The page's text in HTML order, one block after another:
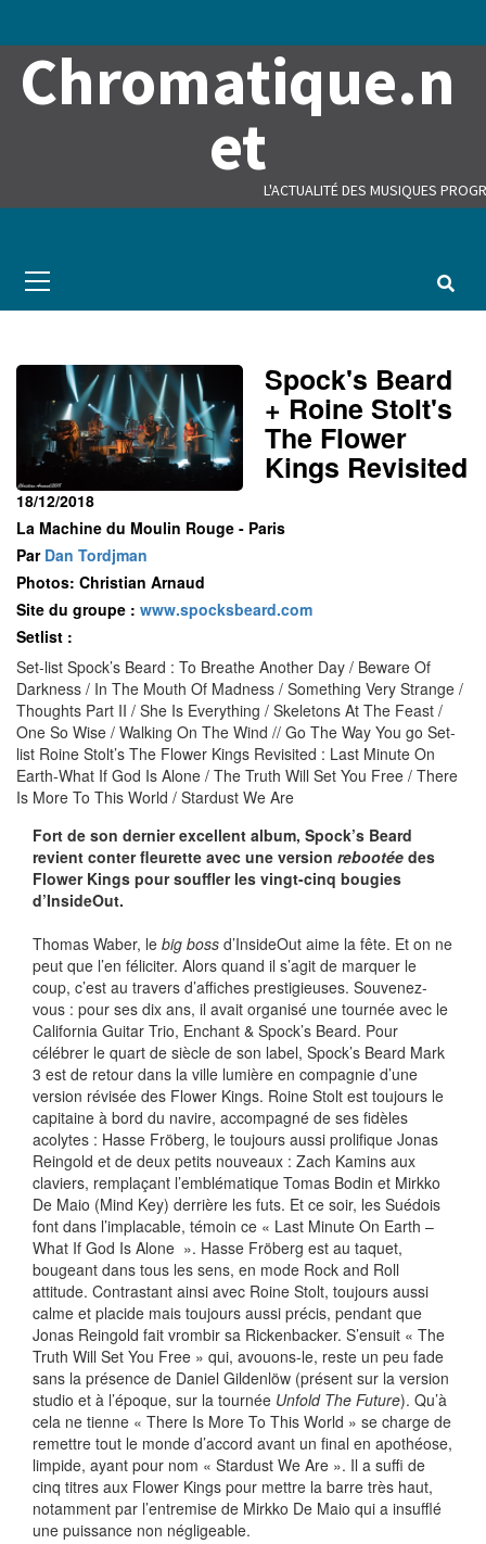
Chromatique.n
et
L'ACTUALITÉ DES MUSIQUES
Menu
Spock's Beard
+ Roine Stolt's
The Flower
Kings Revisited
18/12/2018
La Machine du Moulin Rouge - Paris
Par Dan Tordjman
Photos: Christian Arnaud
Site du groupe : www.spocksbeard.com
Setlist :
Set-list Spock’s Beard : To Breathe Another Day / Beware Of
Darkness / In The Mouth Of Madness / Something Very Strange /
Thoughts Part II / She Is Everything / Skeletons At The Feast /
One So Wise / Walking On The Wind // Go The Way You go Set-
list Roine Stolt’s The Flower Kings Revisited : Last Minute On
Earth-What If God Is Alone / The Truth Will Set You Free / There
Is More To This World / Stardust We Are
Fort de son dernier excellent album, Spock’s Beard
revient conter fleurette avec une version rebootée des
Flower Kings pour souffler les vingt-cinq bougies
d’InsideOut.
Thomas Waber, le big boss d’InsideOut aime la fête. Et on ne
peut que l’en féliciter. Alors quand il s’agit de marquer le
coup, c’est au travers d’affiches prestigieuses. Souvenez-
vous : pour ses dix ans, il avait organisé une tournée avec le
California Guitar Trio, Enchant & Spock’s Beard. Pour
célébrer le quart de siècle de son label, Spock’s Beard Mark
3 est de retour dans la ville lumière en compagnie d’une
version révisée des Flower Kings. Roine Stolt est toujours le
capitaine à bord du navire, accompagné de ses fidèles
acolytes : Hasse Fröberg, le toujours aussi prolifique Jonas
Reingold et de deux petits nouveaux : Zach Kamins aux
claviers, remplaçant l’emblématique Tomas Bodin et Mirkko
De Maio (Mind Key) derrière les futs. Et ce soir, les Suédois
font dans l’implacable, témoin ce « Last Minute On Earth –
What If God Is Alone ». Hasse Fröberg est au taquet,
bougeant dans tous les sens, en mode Rock and Roll
attitude. Contrastant ainsi avec Roine Stolt, toujours aussi
calme et placide mais toujours aussi précis, pendant que
Jonas Reingold fait vrombir sa Rickenbacker. S’ensuit « The
Truth Will Set You Free » qui, avouons-le, reste un peu fade
sans la présence de Daniel Gildenlöw (présent sur la version
studio et à l’époque, sur la tournée Unfold The Future). Qu’à
cela ne tienne « There Is More To This World » se charge de
remettre tout le monde d’accord avant un final en apothéose,
limpide, ayant pour nom « Stardust We Are ». Il a suffi de
cinq titres aux Flower Kings pour mettre la barre très haut,
notamment par l’entremise de Mirkko De Maio qui a insufflé
une puissance non négligeable.